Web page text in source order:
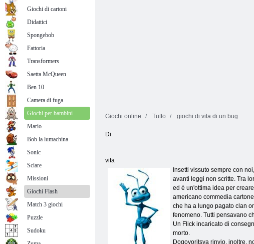
Giochi online Tutto giochi di vita di un bug
Di
vita
Insetti vissuto sempre con
avanti leggi non scritte. Tra
ed è un'ottima idea per
americano commedia
che ha a lungo pagato clan
fenomeno. Tutti pensavano
Un Flick incaricato di
morto.
Dogovoritsya rinvio, inoltre,
Giochi di cartoni
Didattici
Spongebob
Fattoria
Transformers
Saetta McQueen
Ben 10
Camera di fuga
Giochi per bambini
Mario
Bob la lumachina
Sonic
Sciare
Missioni
Giochi Flash
Match 3 giochi
Puzzle
Sudoku